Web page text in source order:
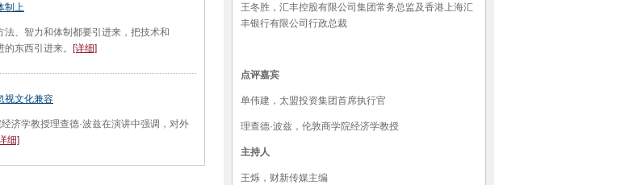
制上
、智力和体制都要引进来，把技术和
东西引进来。 [详细]
视文化兼容
学教授理查德·波兹在演讲中强调，对外
细]
王冬胜，汇丰控股有限公司集团常务总监及香港上海汇
丰银行有限公司行政总裁
点评嘉宾
单伟建，太盟投资集团首席执行官
理查德·波兹，伦敦商学院经济学教授
主持人
王烁，财新传媒主编